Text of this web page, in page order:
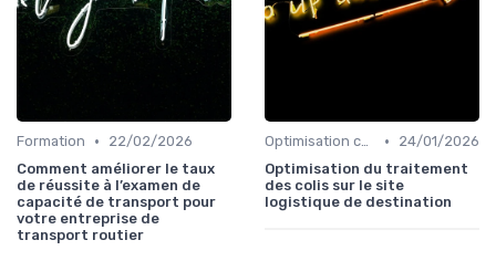
Formation •
22/02/2026
Comment améliorer le taux
de réussite à l’examen de
capacité de transport pour
votre entreprise de
transport routier
Optimisation coûts •
24/01/2026
Optimisation du traitement
des colis sur le site
logistique de destination